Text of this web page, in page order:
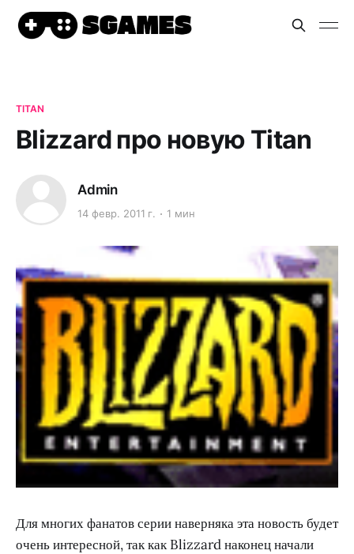
TITAN
Blizzard про новую Titan
Admin
14 февр. 2011 г. 1 мин
Для многих фанатов серии наверняка эта новость будет
очень интересной, так как Blizzard наконец начали